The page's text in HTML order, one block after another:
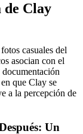
de Clay
casuales del
asocian con el
que Clay se
a la percepción de
Un